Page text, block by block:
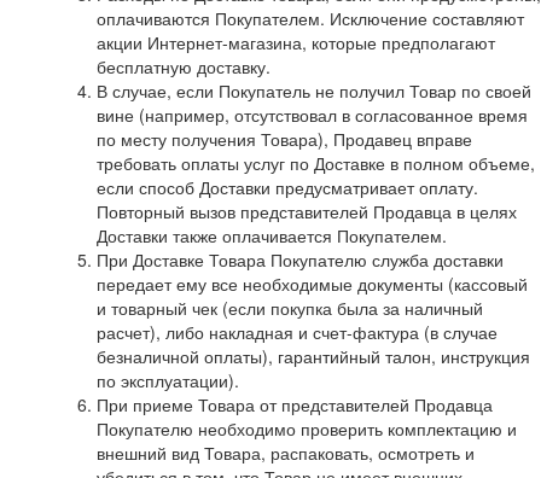
оплачиваются Покупателем. Исключение составляют
акции Интернет-магазина, которые предполагают
бесплатную доставку.
В случае, если Покупатель не получил Товар по своей
вине (например, отсутствовал в согласованное время
по месту получения Товара), Продавец вправе
требовать оплаты услуг по Доставке в полном объеме,
если способ Доставки предусматривает оплату.
Повторный вызов представителей Продавца в целях
Доставки также оплачивается Покупателем.
При Доставке Товара Покупателю служба доставки
передает ему все необходимые документы (кассовый
и товарный чек (если покупка была за наличный
расчет), либо накладная и счет-фактура (в случае
безналичной оплаты), гарантийный талон, инструкция
по эксплуатации).
При приеме Товара от представителей Продавца
Покупателю необходимо проверить комплектацию и
внешний вид Товара, распаковать, осмотреть и